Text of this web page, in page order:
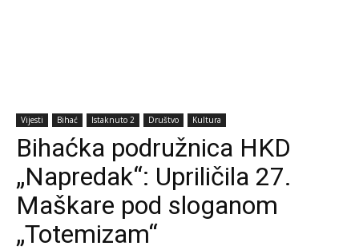
Vijesti Bihać Istaknuto 2 Društvo Kultura
Bihaćka podružnica HKD
„Napredak“: Upriličila 27.
Maškare pod sloganom
„Totemizam“